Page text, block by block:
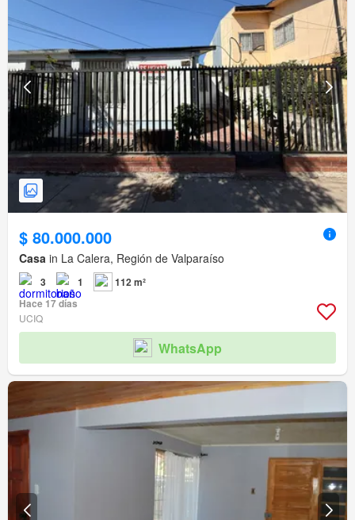
$ 80.000.000
Casa in La Calera, Región de Valparaíso
3 1
112 m²
Hace 17 días
UCIQ
WhatsApp